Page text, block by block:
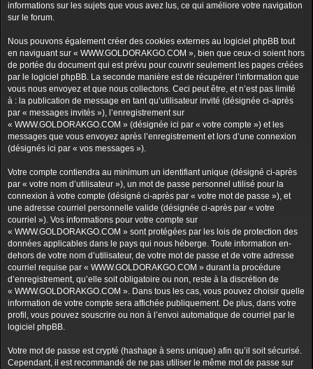
informations sur les sujets que vous avez lus, ce qui améliore votre navigation
sur le forum.
Nous pouvons également créer des cookies externes au logiciel phpBB tout
en naviguant sur « WWW.GOLDORAKGO.COM », bien que ceux-ci soient hors
de portée du document qui est prévu pour couvrir seulement les pages créées
par le logiciel phpBB. La seconde manière est de récupérer l’information que
vous nous envoyez et que nous collectons. Ceci peut être, et n’est pas limité
à : la publication de message en tant qu’utilisateur invité (désignée ci-après
par « messages invités »), l’enregistrement sur
« WWW.GOLDORAKGO.COM » (désignée ici par « votre compte ») et les
messages que vous envoyez après l’enregistrement et lors d’une connexion
(désignés ici par « vos messages »).
Votre compte contiendra au minimum un identifiant unique (désigné ci-après
par « votre nom d’utilisateur »), un mot de passe personnel utilisé pour la
connexion à votre compte (désigné ci-après par « votre mot de passe »), et
une adresse courriel personnelle valide (désignée ci-après par « votre
courriel »). Vos informations pour votre compte sur
« WWW.GOLDORAKGO.COM » sont protégées par les lois de protection des
données applicables dans le pays qui nous héberge. Toute information en-
dehors de votre nom d’utilisateur, de votre mot de passe et de votre adresse
courriel requise par « WWW.GOLDORAKGO.COM » durant la procédure
d’enregistrement, qu’elle soit obligatoire ou non, reste à la discrétion de
« WWW.GOLDORAKGO.COM ». Dans tous les cas, vous pouvez choisir quelle
information de votre compte sera affichée publiquement. De plus, dans votre
profil, vous pouvez souscrire ou non à l’envoi automatique de courriel par le
logiciel phpBB.
Votre mot de passe est crypté (hashage à sens unique) afin qu’il soit sécurisé.
Cependant, il est recommandé de ne pas utiliser le même mot de passe sur